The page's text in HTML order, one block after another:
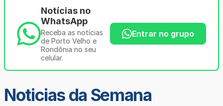
Notícias no
WhatsApp
Receba as notícias
de Porto Velho e
Rondônia no seu
celular.
Entrar no grupo
Noticias da Semana